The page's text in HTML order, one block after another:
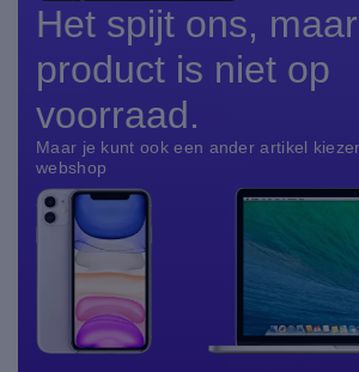
Het spijt ons,
product is niet op
voorraad.
Maar je kunt ook een ander artikel
webshop